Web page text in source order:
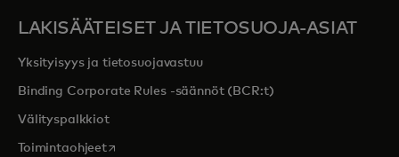
LAKISÄÄTEISET JA TIETOSUOJA-ASIAT
Yksityisyys ja tietosuojavastuu
Binding Corporate Rules -säännöt (BCR:t)
Välityspalkkiot
Toimintaohjeetopens in a new tab